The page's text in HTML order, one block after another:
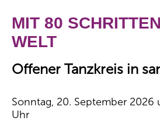
MIT 80
WELT
Offener Tanzkreis in
Sonntag, 20. September 2026
Uhr